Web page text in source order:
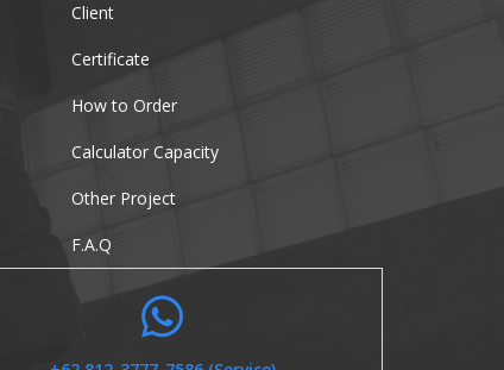
Client
Certificate
How to Order
Calculator Capacity
Other Project
F.A.Q